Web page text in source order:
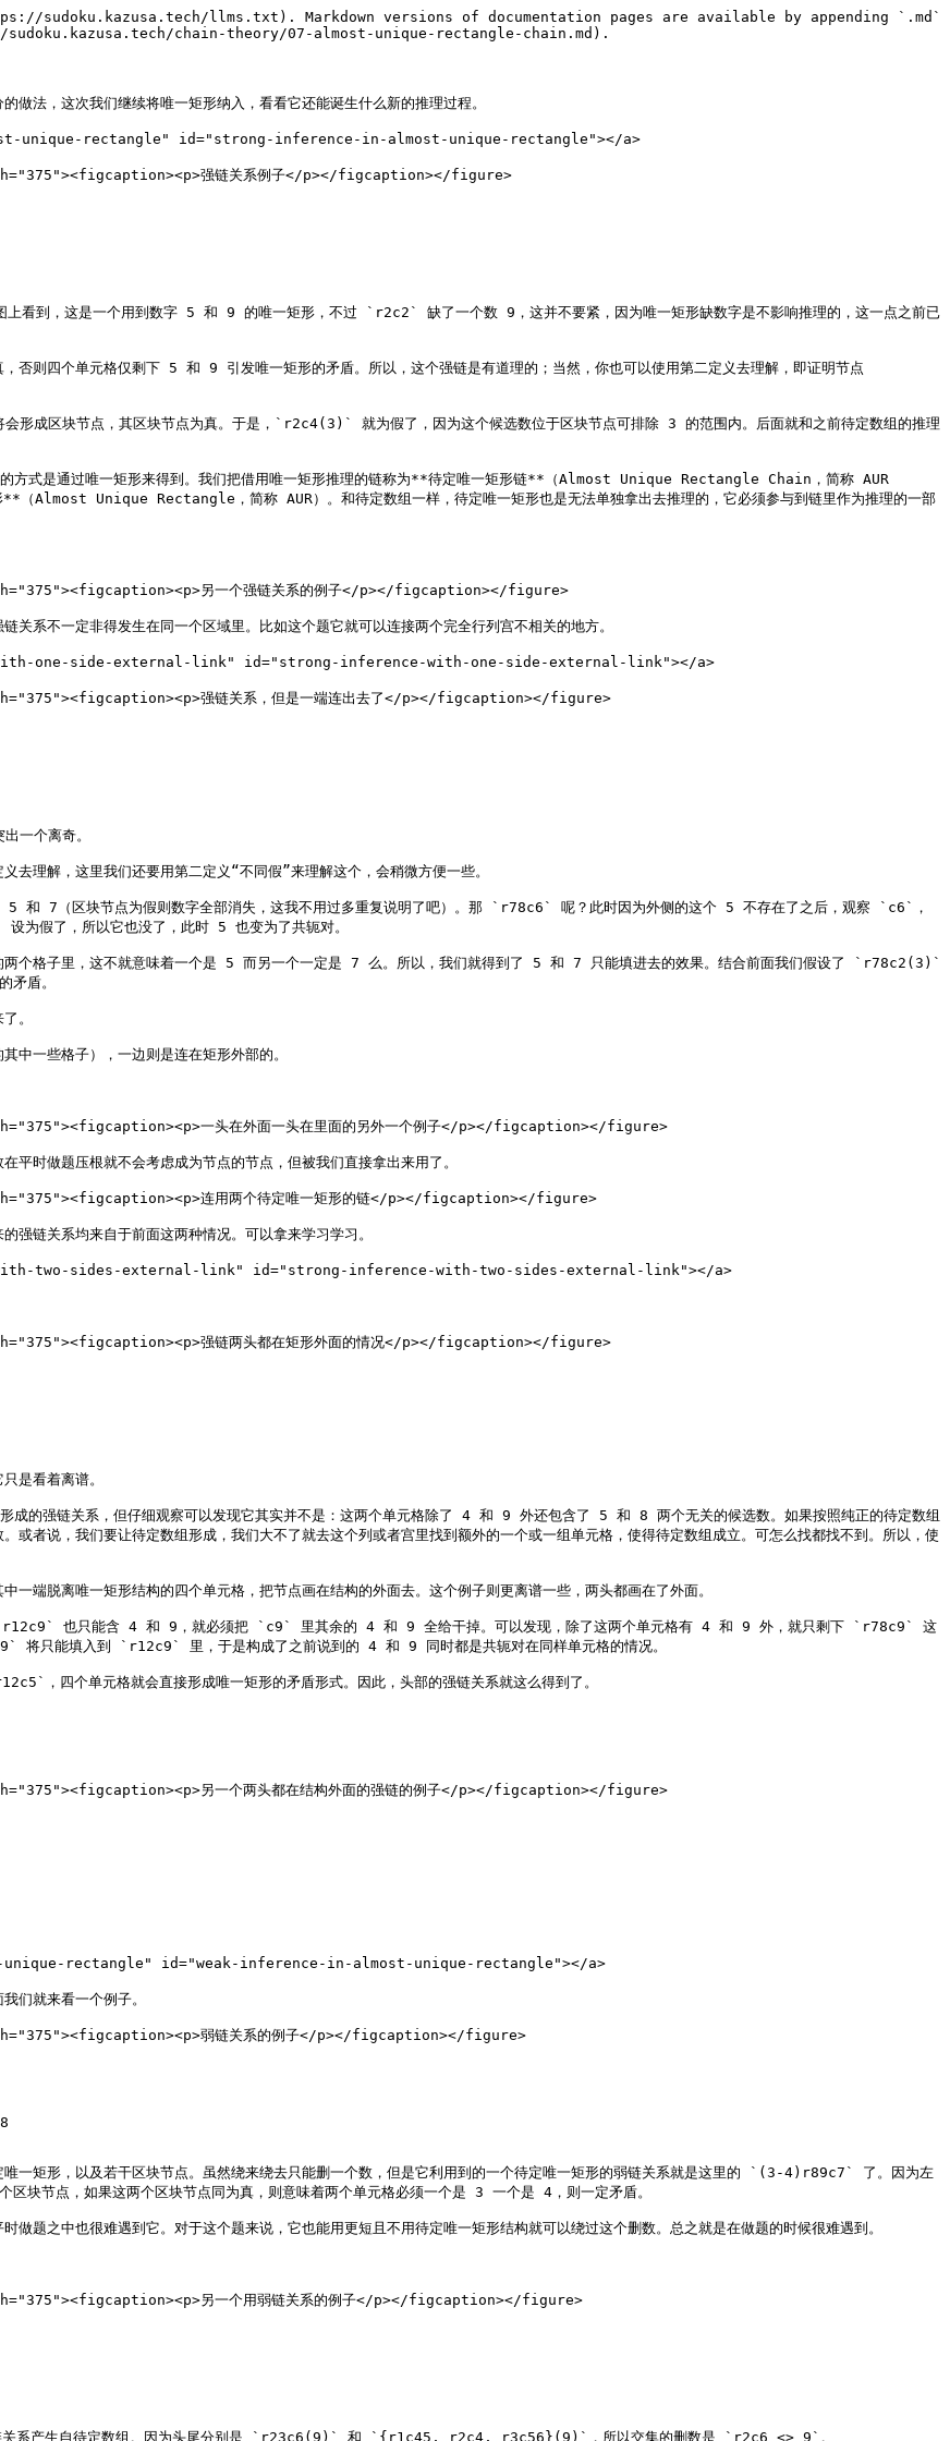
sudoku.kazusa.tech/llms.txt). Markdown versions of documentation pages are available by appending `.md`
chain-theory/07-almost-unique-rectangle-chain.md).
做法，这次我们继续将唯一矩形纳入，看看它还能诞生什么新的推理过程。
unique-rectangle" id="strong-inference-in-almost-unique-rectangle"></a>
强链关系例子</p></figcaption></figure>
看到，这是一个用到数字 5 和 9 的唯一矩形，不过 `r2c2` 缺了一个数 9，这并不要紧，因为唯一矩形缺数字是不影响推理的，这一点之前已
个单元格仅剩下 5 和 9 引发唯一矩形的矛盾。所以，这个强链是有道理的；当然，你也可以使用第二定义去理解，即证明节点
区块节点，其区块节点为真。于是，`r2c4(3)` 就为假了，因为这个候选数位于区块节点可排除 3 的范围内。后面就和之前待定数组的推理
方式是通过唯一矩形来得到。我们把借用唯一矩形推理的链称为**待定唯一矩形链**（Almost Unique Rectangle Chain，简称 AUR
Unique Rectangle，简称 AUR）。和待定数组一样，待定唯一矩形也是无法单独拿出去推理的，它必须参与到链里作为推理的一部
另一个强链关系的例子</p></figcaption></figure>
系不一定非得发生在同一个区域里。比如这个题它就可以连接两个完全行列宫不相关的地方。
with-one-side-external-link" id="strong-inference-with-one-side-external-link"></a>
强链关系，但是一端连出去了</p></figcaption></figure>
一个离奇。
去理解，这里我们还要用第二定义“不同假”来理解这个，会稍微方便一些。
区块节点为假则数字全部消失，这我不用过多重复说明了吧）。那 `r78c6` 呢？此时因为外侧的这个 5 不存在了之后，观察 `c6`，
假了，所以它也没了，此时 5 也变为了共轭对。
两个格子里，这不就意味着一个是 5 而另一个一定是 7 么。所以，我们就得到了 5 和 7 只能填进去的效果。结合前面我们假设了 `r78c2(3)`
盾。
。
中一些格子），一边则是连在矩形外部的。
一头在外面一头在里面的另外一个例子</p></figcaption></figure>
平时做题压根就不会考虑成为节点的节点，但被我们直接拿出来用了。
连用两个待定唯一矩形的链</p></figcaption></figure>
强链关系均来自于前面这两种情况。可以拿来学习学习。
with-two-sides-external-link" id="strong-inference-with-two-sides-external-link"></a>
强链两头都在矩形外面的情况</p></figcaption></figure>
是看着离谱。
的强链关系，但仔细观察可以发现它其实并不是：这两个单元格除了 4 和 9 外还包含了 5 和 8 两个无关的候选数。如果按照纯正的待定数组
或者说，我们要让待定数组形成，我们大不了就去这个列或者宫里找到额外的一个或一组单元格，使得待定数组成立。可怎么找都找不到。所以，使
端脱离唯一矩形结构的四个单元格，把节点画在结构的外面去。这个例子则更离谱一些，两头都画在了外面。
也只能含 4 和 9，就必须把 `c9` 里其余的 4 和 9 全给干掉。可以发现，除了这两个单元格有 4 和 9 外，就只剩下 `r78c9` 这
填入到 `r12c9` 里，于是构成了之前说到的 4 和 9 同时都是共轭对在同样单元格的情况。
，四个单元格就会直接形成唯一矩形的矛盾形式。因此，头部的强链关系就这么得到了。
另一个两头都在结构外面的强链的例子</p></figcaption></figure>
unique-rectangle" id="weak-inference-in-almost-unique-rectangle"></a>
们就来看一个例子。
弱链关系的例子</p></figcaption></figure>
唯一矩形，以及若干区块节点。虽然绕来绕去只能删一个数，但是它利用到的一个待定唯一矩形的弱链关系就是这里的 `(3-4)r89c7` 了。因为左
节点，如果这两个区块节点同为真，则意味着两个单元格必须一个是 3 一个是 4，则一定矛盾。
做题之中也很难遇到它。对于这个题来说，它也能用更短且不用待定唯一矩形结构就可以绕过这个删数。总之就是在做题的时候很难遇到。
另一个用弱链关系的例子</p></figcaption></figure>